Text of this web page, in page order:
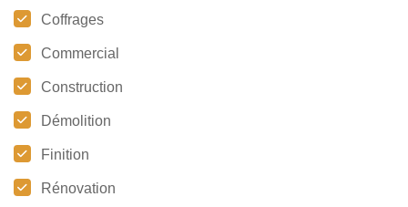
Coffrages
Commercial
Construction
Démolition
Finition
Rénovation